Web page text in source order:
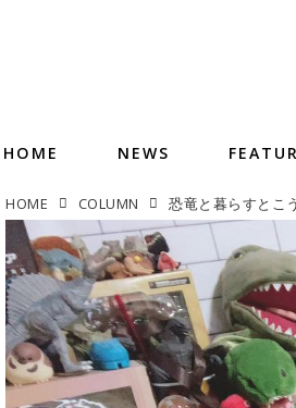
HOME NEWS
HOME COLUMN 恐竜と暮らすとこ